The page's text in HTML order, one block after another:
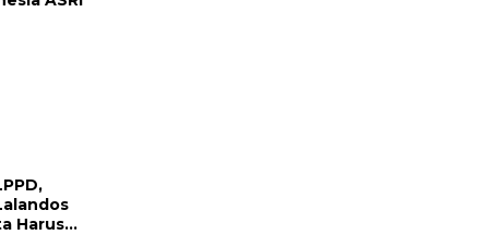
Harus